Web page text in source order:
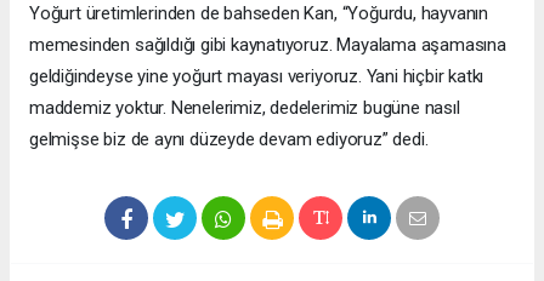
Yoğurt üretimlerinden de bahseden Kan, “Yoğurdu, hayvanın
memesinden sağıldığı gibi kaynatıyoruz. Mayalama aşamasına
geldiğindeyse yine yoğurt mayası veriyoruz. Yani hiçbir katkı
maddemiz yoktur. Nenelerimiz, dedelerimiz bugüne nasıl
gelmişse biz de aynı düzeyde devam ediyoruz” dedi.